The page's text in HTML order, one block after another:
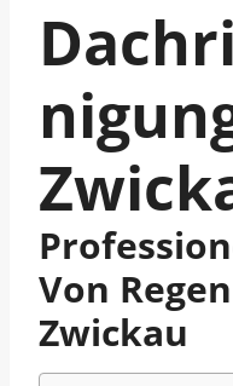
Von
Zwickau